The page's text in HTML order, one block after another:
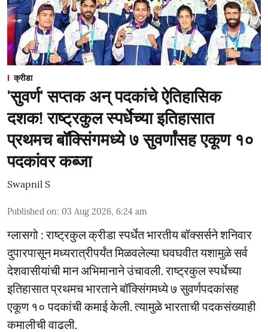
क्रीडा
'सुवर्ण' सप्तक अन् पदकांचे ऐतिहासिक
दशक! राष्ट्रकुल स्पर्धेच्या इतिहासात
प्रथमच बॉक्सिंगमध्ये ७ सुवर्णांसह एकूण १०
पदकांवर कब्जा
Swapnil S
Published on: 03 Aug 2026, 6:24 am
ग्लासगो : राष्ट्रकुल क्रीडा स्पर्धेत भारतीय बॉक्सर्सने शनिवार
दुपारपासून मध्यरात्रीपर्यंत मिळवलेल्या घवघवीत यशामुळे सर्व
देशवासीयांची मान अभिमानाने उंचावली. राष्ट्रकुल स्पर्धेच्या
इतिहासात प्रथमच भारताने बॉक्सिंगमध्ये ७ सुवर्णपदकांसह
एकूण १० पदकांची कमाई केली. त्यामुळे भारताची पदकसंख्याही
कमालीची वाढली.